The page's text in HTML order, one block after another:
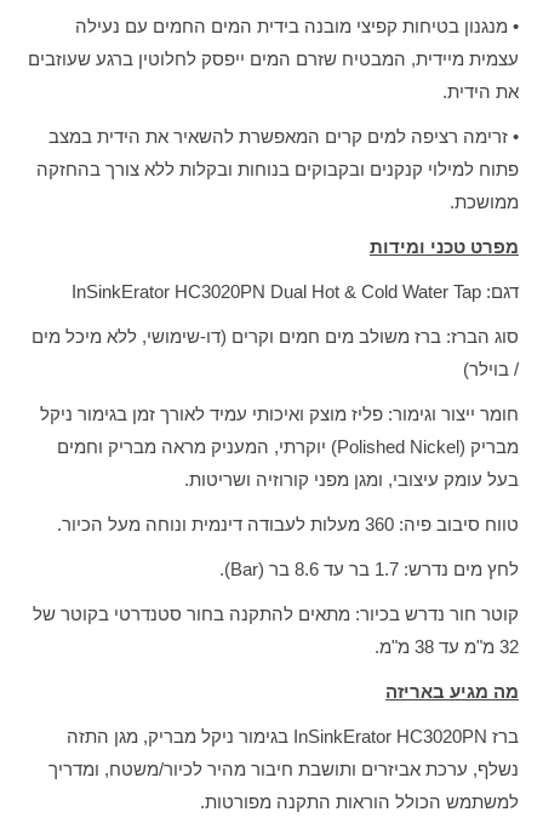
• מנגנון בטיחות קפיצי מובנה בידית המים החמים עם נעילה
עצמית מיידית, המבטיח שזרם המים ייפסק לחלוטין ברגע שעוזבים
את הידית.
• זרימה רציפה למים קרים המאפשרת להשאיר את הידית במצב
פתוח למילוי קנקנים ובקבוקים בנוחות ובקלות ללא צורך בהחזקה
ממושכת.
מפרט טכני ומידות
דגם: InSinkErator HC3020PN Dual Hot & Cold Water Tap
סוג הברז: ברז משולב מים חמים וקרים (דו-שימושי, ללא מיכל מים
/ בוילר)
חומר ייצור וגימור: פליז מוצק ואיכותי עמיד לאורך זמן בגימור ניקל
מבריק (Polished Nickel) יוקרתי, המעניק מראה מבריק וחמים
בעל עומק עיצובי, ומגן מפני קורוזיה ושריטות.
טווח סיבוב פיה: 360 מעלות לעבודה דינמית ונוחה מעל הכיור.
לחץ מים נדרש: 1.7 בר עד 8.6 בר (Bar).
קוטר חור נדרש בכיור: מתאים להתקנה בחור סטנדרטי בקוטר של
32 מ"מ עד 38 מ"מ.
מה מגיע באריזה
ברז InSinkErator HC3020PN בגימור ניקל מבריק, מגן התזה
נשלף, ערכת אביזרים ותושבת חיבור מהיר לכיור/משטח, ומדריך
למשתמש הכולל הוראות התקנה מפורטות.